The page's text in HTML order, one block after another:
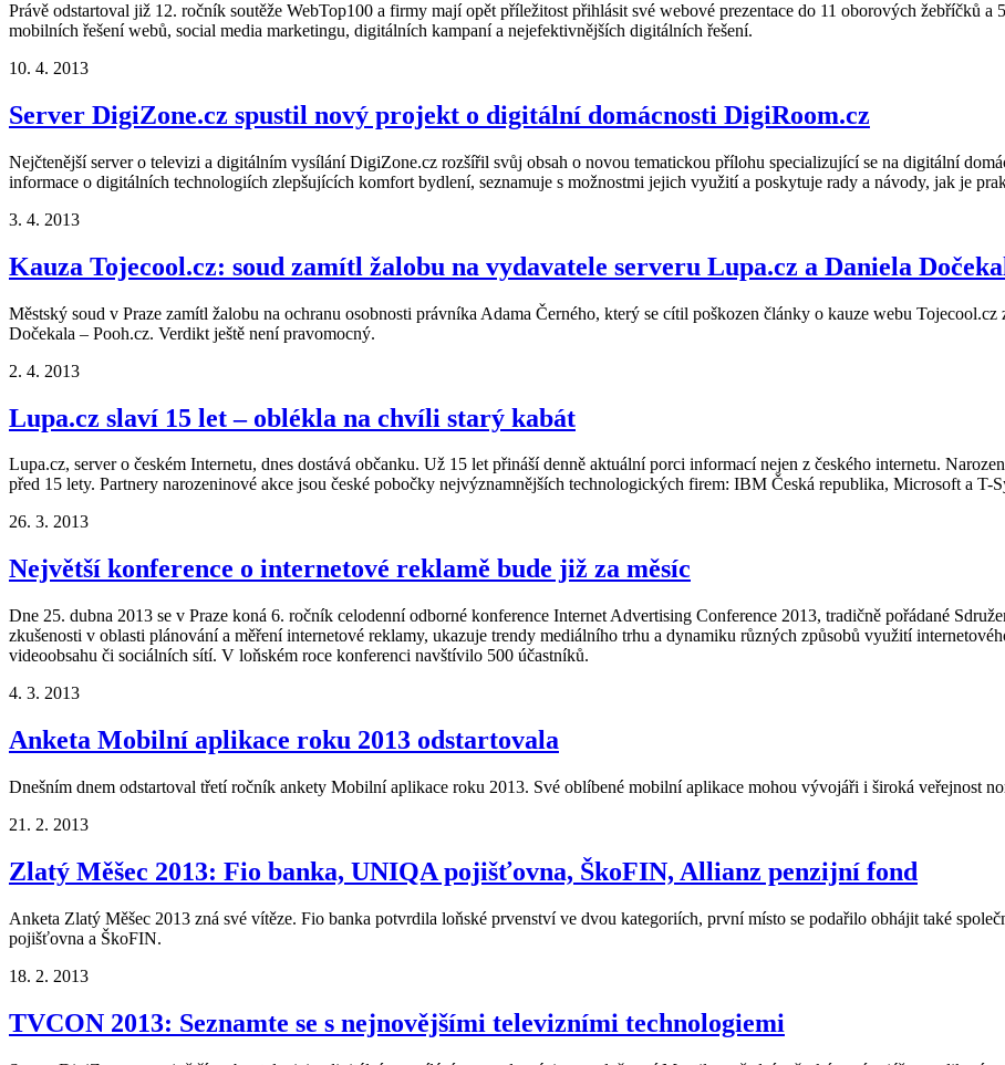
Právě odstartoval již 12. ročník soutěže WebTop100 a firmy mají opět příležitost přihlásit své webové prezentace do 11 oborových žebříčků
mobilních řešení webů, social media marketingu, digitálních kampaní a nejefektivnějších digitálních řešení.
10. 4. 2013
Server DigiZone.cz spustil nový projekt o digitální domácnosti DigiRoom.cz
Nejčtenější server o televizi a digitálním vysílání DigiZone.cz rozšířil svůj obsah o novou tematickou přílohu specializující se na digitální
informace o digitálních technologiích zlepšujících komfort bydlení, seznamuje s možnostmi jejich využití a poskytuje rady a návody, jak je
3. 4. 2013
Kauza Tojecool.cz: soud zamítl žalobu na vydavatele serveru Lupa.cz a Daniela
Městský soud v Praze zamítl žalobu na ochranu osobnosti právníka Adama Černého, který se cítil poškozen články o kauze webu
Dočekala – Pooh.cz. Verdikt ještě není pravomocný.
2. 4. 2013
Lupa.cz slaví 15 let – oblékla na chvíli starý kabát
Lupa.cz, server o českém Internetu, dnes dostává občanku. Už 15 let přináší denně aktuální porci informací nejen z českého internetu.
před 15 lety. Partnery narozeninové akce jsou české pobočky nejvýznamnějších technologických firem: IBM Česká republika, Microsoft a T-
26. 3. 2013
Největší konference o internetové reklamě bude již za měsíc
Dne 25. dubna 2013 se v Praze koná 6. ročník celodenní odborné konference Internet Advertising Conference 2013, tradičně pořádané
zkušenosti v oblasti plánování a měření internetové reklamy, ukazuje trendy mediálního trhu a dynamiku různých způsobů využití
videoobsahu či sociálních sítí. V loňském roce konferenci navštívilo 500 účastníků.
4. 3. 2013
Anketa Mobilní aplikace roku 2013 odstartovala
Dnešním dnem odstartoval třetí ročník ankety Mobilní aplikace roku 2013. Své oblíbené mobilní aplikace mohou vývojáři i široká veřejnost
21. 2. 2013
Zlatý Měšec 2013: Fio banka, UNIQA pojišťovna, ŠkoFIN, Allianz penzijní fond
Anketa Zlatý Měšec 2013 zná své vítěze. Fio banka potvrdila loňské prvenství ve dvou kategoriích, první místo se podařilo obhájit také
pojišťovna a ŠkoFIN.
18. 2. 2013
TVCON 2013: Seznamte se s nejnovějšími televizními technologiemi